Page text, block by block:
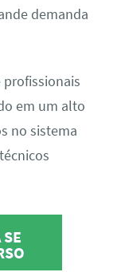
demanda
em um alto
no sistema